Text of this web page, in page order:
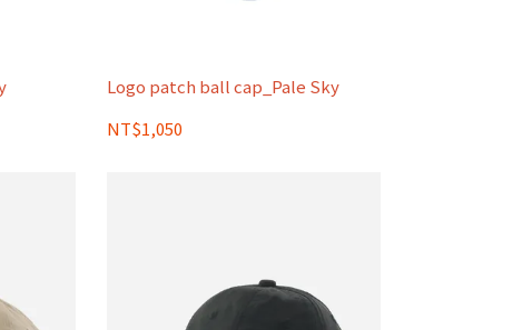
Logo patch ball cap_Pale Sky
NT$1,050